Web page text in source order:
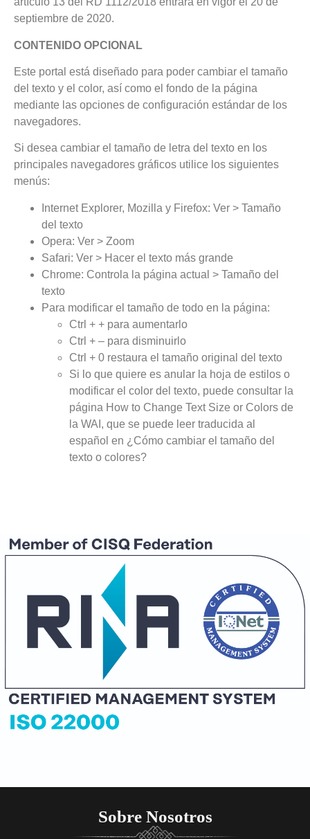
septiembre de 2020.
CONTENIDO OPCIONAL
Este portal está diseñado para poder cambiar el tamaño
del texto y el color, así como el fondo de la página
mediante las opciones de configuración estándar de los
navegadores.
Si desea cambiar el tamaño de letra del texto en los
principales navegadores gráficos utilice los siguientes
menús:
Internet Explorer, Mozilla y Firefox: Ver > Tamaño
del texto
Opera: Ver > Zoom
Safari: Ver > Hacer el texto más grande
Chrome: Controla la página actual > Tamaño del
texto
Para modificar el tamaño de todo en la página:
Ctrl + + para aumentarlo
Ctrl + – para disminuirlo
Ctrl + 0 restaura el tamaño original del texto
Si lo que quiere es anular la hoja de estilos o
modificar el color del texto, puede consultar la
página How to Change Text Size or Colors de
la WAI, que se puede leer traducida al
español en ¿Cómo cambiar el tamaño del
texto o colores?
Sobre Nosotros